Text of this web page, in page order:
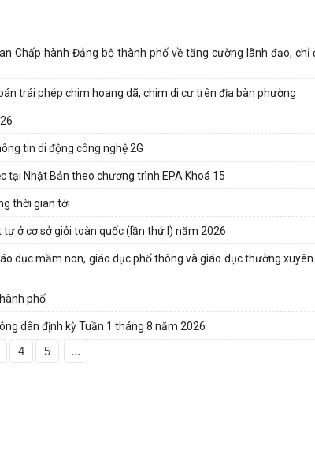
Chấp hành Đảng bộ thành phố về tăng cường lãnh đạo, chỉ
trái phép chim hoang dã, chim di cư trên địa bàn phường
tin di động công nghệ 2G
tại Nhật Bản theo chương trình EPA Khoá 15
thời gian tới
ở cơ sở giỏi toàn quốc (lần thứ I) năm 2026
dục mầm non, giáo dục phổ thông và giáo dục thường
phố
dân định kỳ Tuần 1 tháng 8 năm 2026
4 5 ...